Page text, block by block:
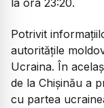
Potrivit
autoritățile
Ucraina. În
de la Chișinău a
cu partea